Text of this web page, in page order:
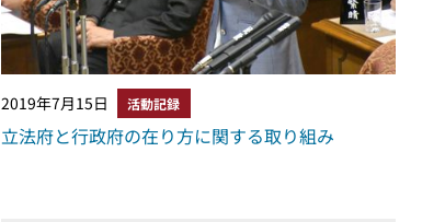
2019年7月15日 活動記録
立法府と行政府の在り方に関する取り組み